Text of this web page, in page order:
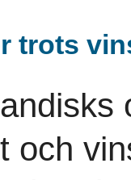
trots
och